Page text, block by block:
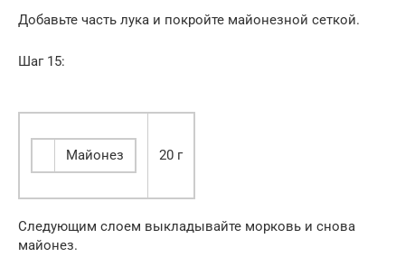
Добавьте часть лука и покройте майонезной сеткой.
Шаг 15:
Майонез 20 г
Следующим слоем выкладывайте морковь и снова
майонез.